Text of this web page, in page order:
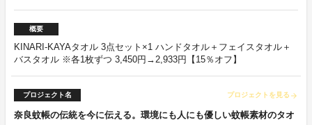
概要
KINARI-KAYAタオル 3点セット×1 ハンドタオル＋フェイスタオル＋
バスタオル ※各1枚ずつ 3,450円→2,933円【15％オフ】
プロジェクト名 プロジェクトを見る arrow_forward
奈良蚊帳の伝統を今に伝える。環境にも人にも優しい蚊帳素材のタオ